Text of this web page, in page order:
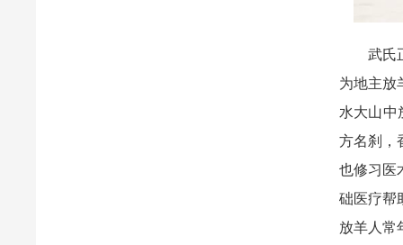
武氏正
为地主放
水大山中
方名刹，
也修习医
础医疗帮
放羊人常